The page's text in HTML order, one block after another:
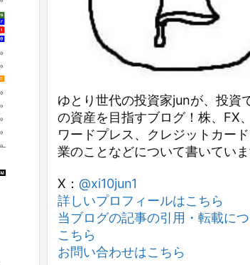
ゆとり世代の投資家junが、投資
の資産を目指すブログ！株、FX、
ワードプレス、クレジットカー
業のことなどについて書いていま
X： @xi10jun1
詳しいプロフィールはこちら
当ブログの記事の引用・転載に
こちら
お問い合わせはこちら